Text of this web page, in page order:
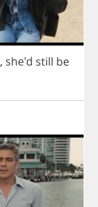
, she'd still be